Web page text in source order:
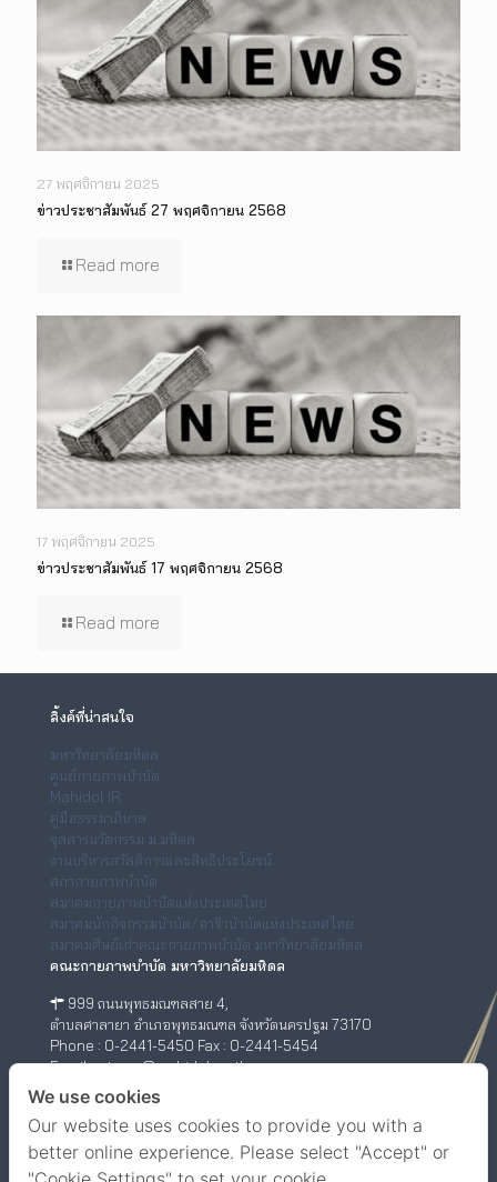
27 พฤศจิกายน 2025
ข่าวประชาสัมพันธ์ 27 พฤศจิกายน 2568
Read more
17 พฤศจิกายน 2025
ข่าวประชาสัมพันธ์ 17 พฤศจิกายน 2568
Read more
ลิ้งค์ที่น่าสนใจ
มหาวิทยาลัยมหิดล
ศูนย์กายภาพบำบัด
Mahidol IR
คู่มือธรรมาภิบาล
จุลสารนวัตกรรม ม.มหิดล
งานบริหารสวัสดิการและสิทธิประโยชน์
สภากายภาพบำบัด
สมาคมกายภาพบำบัดแห่งประเทศไทย
สมาคมนักกิจกรรมบำบัด/อาชีวบำบัดแห่งประเทศไทย
สมาคมศิษย์เก่าคณะกายภาพบำบัด มหาวิทยาลัยมหิดล
คณะกายภาพบำบัด มหาวิทยาลัยมหิดล
999 ถนนพุทธมณฑลสาย 4,
ตำบลศาลายา อำเภอพุทธมณฑล จังหวัดนครปฐม 73170
Phone : 0-2441-5450 Fax : 0-2441-5454
Email : ptwww@mahidol.ac.th
ศูนย์กายภาพบำบัด (เชิงสะพานสมเด็จพระปิ่นเกล้า)
198/2 ถนนสมเด็จพระปิ่นเกล้า,
แขวงบางยี่ขัน เขตบางพลัด กรุงเทพฯ 10700
Phone : 0-63-520-5151
We use cookies
Our website uses cookies to provide you with a
better online experience. Please select "Accept" or